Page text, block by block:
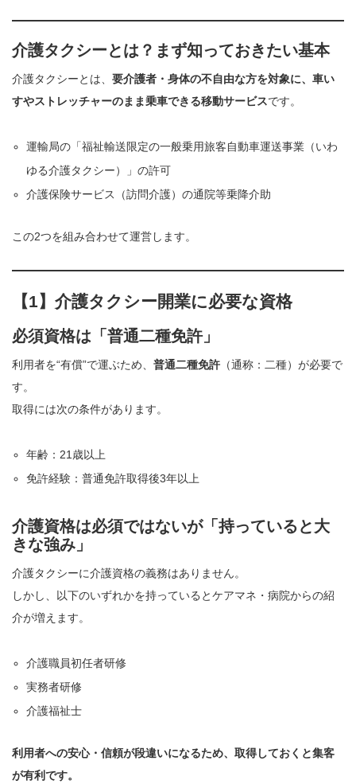
介護タクシーとは？まず知っておきたい基本
介護タクシーとは、 要介護者・身体の不自由な方を対象に、車い
すやストレッチャーのまま乗車できる移動サービスです。
運輸局の「福祉輸送限定の一般乗用旅客自動車運送事業（いわ
ゆる介護タクシー）」の許可
介護保険サービス（訪問介護）の通院等乗降介助
この2つを組み合わせて運営します。
【1】介護タクシー開業に必要な資格
必須資格は「普通二種免許」
利用者を“有償”で運ぶため、 普通二種免許 （通称：二種）が必要で
す。
取得には次の条件があります。
年齢：21歳以上
免許経験：普通免許取得後3年以上
介護資格は必須ではないが「持っていると大
きな強み」
介護タクシーに介護資格の義務はありません。
しかし、以下のいずれかを持っているとケアマネ・病院からの紹
介が増えます。
介護職員初任者研修
実務者研修
介護福祉士
利用者への安心・信頼が段違いになるため、取得しておくと集客
が有利です。